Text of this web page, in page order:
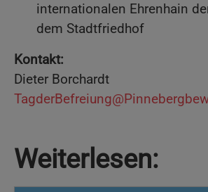
internationalen Ehrenhain
dem Stadtfriedhof
Kontakt:
Dieter Borchardt
Weiterlesen: